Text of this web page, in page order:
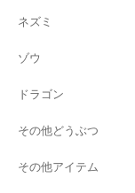
ネズミ
ゾウ
ドラゴン
その他どうぶつ
その他アイテム